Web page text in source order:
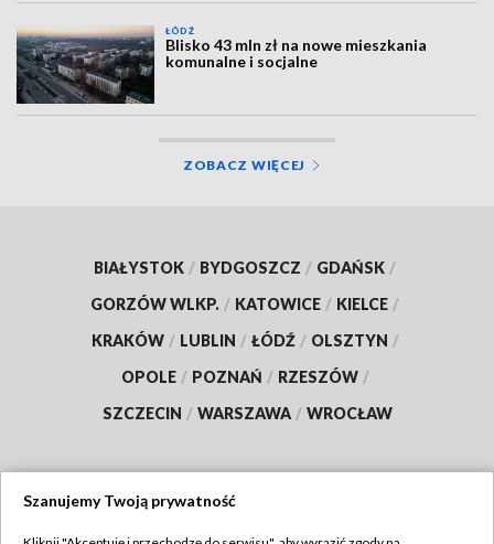
ŁÓDŹ
Blisko 43 mln zł na nowe mieszkania
komunalne i socjalne
ZOBACZ WIĘCEJ
BIAŁYSTOK / BYDGOSZCZ / GDAŃSK /
GORZÓW WLKP. / KATOWICE / KIELCE /
KRAKÓW / LUBLIN / ŁÓDŹ / OLSZTYN /
OPOLE / POZNAŃ / RZESZÓW /
SZCZECIN / WARSZAWA / WROCŁAW
Szanujemy Twoją prywatność